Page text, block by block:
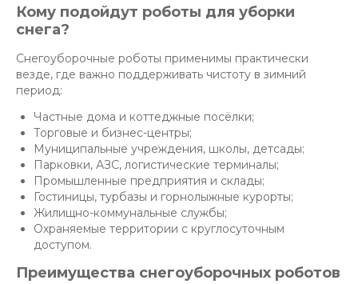
Кому подойдут роботы для уборки
снега?
Снегоуборочные роботы применимы практически
везде, где важно поддерживать чистоту в зимний
период:
Частные дома и коттеджные посёлки;
Торговые и бизнес-центры;
Муниципальные учреждения, школы, детсады;
Парковки, АЗС, логистические терминалы;
Промышленные предприятия и склады;
Гостиницы, турбазы и горнолыжные курорты;
Жилищно-коммунальные службы;
Охраняемые территории с круглосуточным
доступом.
Преимущества снегоуборочных роботов